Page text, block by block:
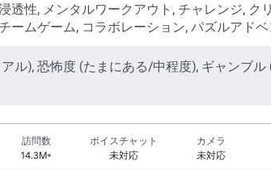
透性, メンタルワークアウト, チャレンジ,
ームゲーム, コラボレーション, パズルアド
ル), 恐怖度 (たまにある/中程度), ギャンブ
訪問数
14.3M+
ボイスチャット
未対応
カメラ
未対応